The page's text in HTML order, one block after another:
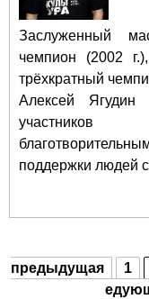
Заслуженный
чемпион (2002
трёхкратный
Алексей Ягудин
поддержки людей
Страницы
предыдущая
1